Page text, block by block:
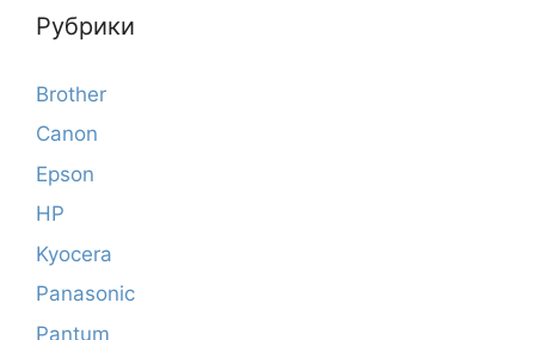
Рубрики
Brother
Canon
Epson
HP
Kyocera
Panasonic
Pantum